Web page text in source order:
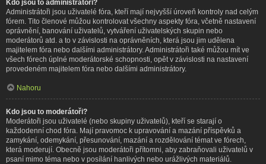
Kdo jsou to administrátoři?
Administrátoři jsou uživatelé fóra, kteří mají nejvyšší úroveň kontroly nad celým
fórem. Tito členové můžou kontrolovat všechny aspekty fóra, včetně nastavení
oprávnění, banování uživatelů, vytváření uživatelských skupin nebo
moderátorů atd. a to v závislosti na oprávněních, která jsou jim udělena
majitelem fóra nebo dalšími administrátory. Administrátoři také můžou mít ve
všech fórech úplné moderátorské schopnosti, opět v závislosti na nastavení
provedeném majitelem fóra nebo dalšími administrátory.
Nahoru
Kdo jsou to moderátoři?
Moderátoři jsou uživatelé (nebo skupiny uživatelů), kteří se starají o
každodenní chod fóra. Mají pravomoc k upravování a mazání příspěvků a
zamykání, odemykání, přesunování, mazání a rozdělování témat ve fórech,
která moderují. Obecně jsou moderátoři přítomni, aby zabraňovali uživatelů v
psaní mimo téma nebo v posílání hanlivých nebo urážlivých materiálů.